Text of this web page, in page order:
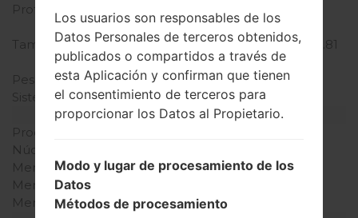
Profundidad
14.9 milímetros (0.59
pulgadas)
Tamaño (dimensiones)
96.9 x 51.4 milímetros (3.81
x 2.02 pulgadas)
Peso
110 gramos (3.88 onzas)
Sistema de operación
-
Hardware
Procesador
Núcleos de UCP
Memoria RAM
-
Memoria interna
Memoria externa
microSD, hasta 4 GB
Los usuarios son responsables de los
Datos Personales de terceros obtenidos,
publicados o compartidos a través de
esta Aplicación y confirman que tienen
el consentimiento de terceros para
proporcionar los Datos al Propietario.
Modo y lugar de procesamiento de los
Datos
Métodos de procesamiento